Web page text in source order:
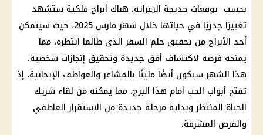
بحسب توقعات خديجة الزغراته، هناك أبراج فلكية ستشهد
تغييرًا جذريًا في حياتها خلال شهر مارس
2025، حيث سيتمكن
أحد الأبراج من تحقيق حلم السفر الذي طالما انتظره، مما
يمنحه فرصة لاكتشاف أفق جديدة وتحقيق إنجازات شخصية.
هذا الشهر سيكون أيضًا مليئًا بالمشاعر والعواطف الإيجابية، إذ
تفتح أبواب الحب أمام هذا البرج، مما يمكنه من لقاء شريك
الحياة المنتظر وبداية مرحلة جديدة من الاستقرار العاطفي
والفرص المشرقة.